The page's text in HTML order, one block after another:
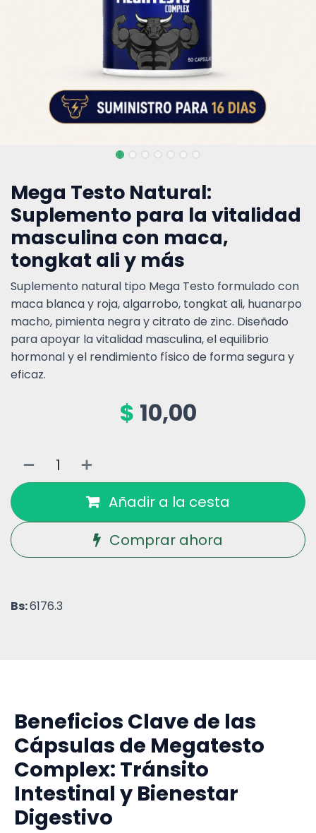
Mega Testo Natural:
Suplemento para la vitalidad
masculina con maca,
tongkat ali y más
Suplemento natural tipo Mega Testo formulado con
maca blanca y roja, algarrobo, tongkat ali, huanarpo
macho, pimienta negra y citrato de zinc. Diseñado
para apoyar la vitalidad masculina, el equilibrio
hormonal y el rendimiento físico de forma segura y
eficaz.
$ 10,00
Añadir a la cesta
Comprar ahora
Bs:6176.3
Beneficios Clave de las
Cápsulas de Megatesto
Complex: Tránsito
Intestinal y Bienestar
Digestivo